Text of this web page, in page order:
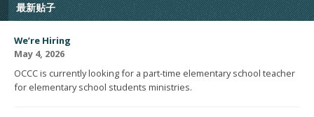
最新贴子
We’re Hiring
May 4, 2026
OCCC is currently looking for a part-time elementary school teacher
for elementary school students ministries.